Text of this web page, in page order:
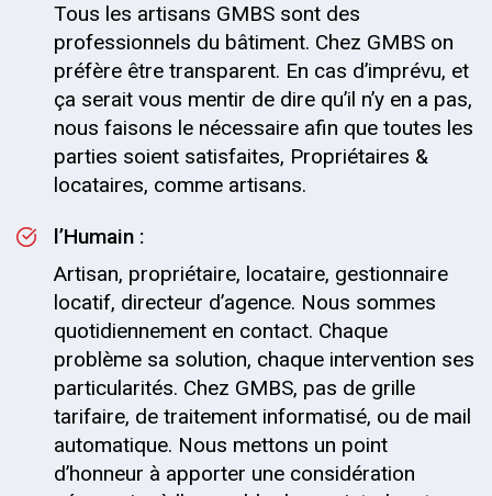
Tous les artisans GMBS sont des
professionnels du bâtiment. Chez GMBS on
préfère être transparent. En cas d’imprévu, et
ça serait vous mentir de dire qu’il n’y en a pas,
nous faisons le nécessaire afin que toutes les
parties soient satisfaites, Propriétaires &
locataires, comme artisans.
l’Humain :
Artisan, propriétaire, locataire, gestionnaire
locatif, directeur d’agence. Nous sommes
quotidiennement en contact. Chaque
problème sa solution, chaque intervention ses
particularités. Chez GMBS, pas de grille
tarifaire, de traitement informatisé, ou de mail
automatique. Nous mettons un point
d’honneur à apporter une considération